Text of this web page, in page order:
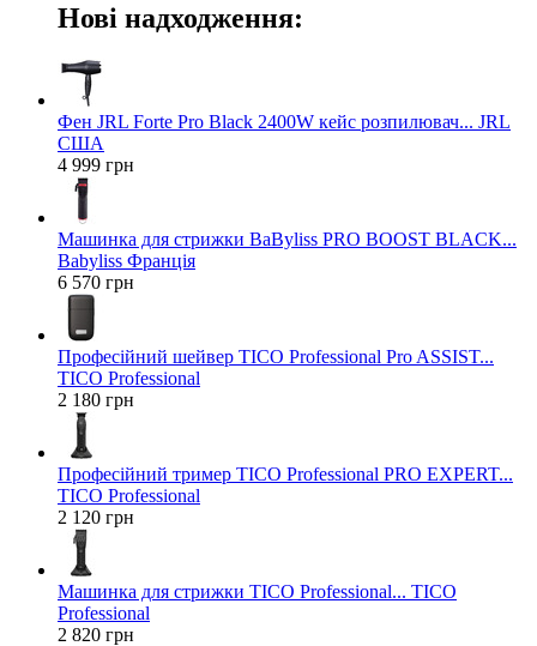
Нові надходження:
Фен JRL Forte Pro Black 2400W кейс розпилювач... JRL
США
4 999 грн
Машинка для стрижки BaByliss PRO BOOST BLACK...
Babyliss Франція
6 570 грн
Професійний шейвер TICO Professional Pro ASSIST...
TICO Professional
2 180 грн
Професійний тример TICO Professional PRO EXPERT...
TICO Professional
2 120 грн
Машинка для стрижки TICO Professional... TICO
Professional
2 820 грн